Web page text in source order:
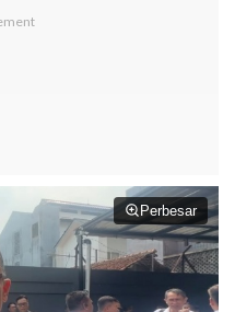
Perbesar